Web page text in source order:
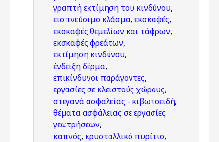
γραπτή εκτίμηση του κινδύνου,
εισπνεύσιμο κλάσμα, εκσκαφές,
εκσκαφές θεμελίων και τάφρων,
εκσκαφές φρεάτων,
εκτίμηση κινδύνου,
ένδειξη δέρμα,
επικίνδυνοι παράγοντες,
εργασίες σε κλειστούς χώρους,
στεγανά ασφαλείας - κιβωτοειδή,
θέματα ασφάλειας σε εργασίες
γεωτρήσεων,
καπνός, κρυσταλλικό πυρίτιο,